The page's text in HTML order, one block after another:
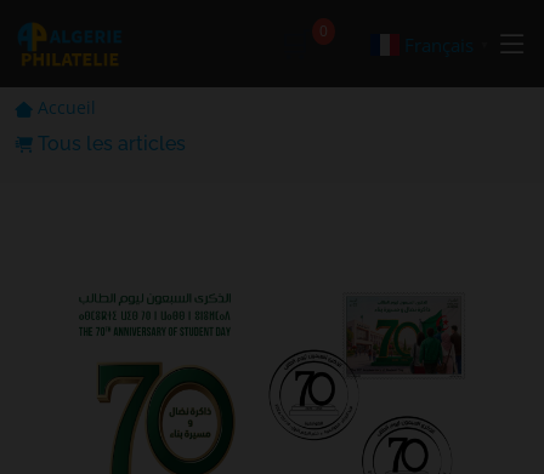
0
Français
Accueil
Tous les articles